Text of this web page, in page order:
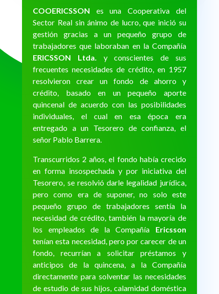
COOERICSSON es una Cooperativa del
Sector Real sin ánimo de lucro, que inició su
gestión gracias a un pequeño grupo de
trabajadores que laboraban en la Compañía
ERICSSON Ltda.
y conscientes de sus
frecuentes necesidades de crédito, en 1957
resolvieron crear un fondo de ahorro y
crédito, basado en un pequeño aporte
quincenal de acuerdo con las posibilidades
individuales, el cual en esa época era
entregado a un Tesorero de confianza, el
señor Pablo Barrera.
Transcurridos 2 años, el fondo había crecido
en forma insospechada y por iniciativa del
Tesorero, se resolvió darle legalidad jurídica,
pero como era de suponer, no solo este
pequeño grupo de trabajadores sentía la
necesidad de crédito, también la mayoría de
los empleados de la Compañía Ericsson
tenían esta necesidad, pero por carecer de un
fondo, recurrían a solicitar préstamos y
anticipos de la quincena, a la Compañía
directamente para solventar las necesidades
de estudio de sus hijos, calamidad doméstica